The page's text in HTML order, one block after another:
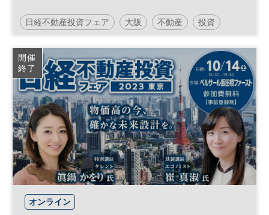
日経不動産投資フェア 大阪 不動産 投資
資産形成 不動産投資
参加無料
開催
終了
オンライン